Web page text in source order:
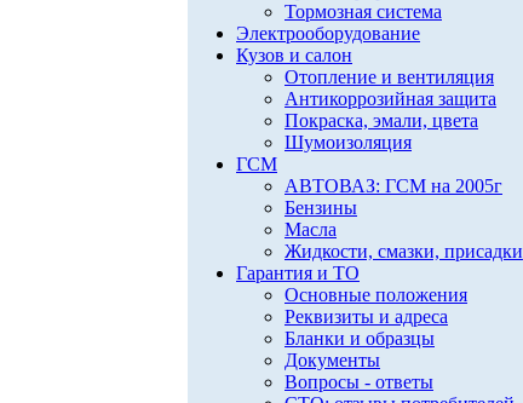
Тормозная система
Электрооборудование
Кузов и салон
Отопление и вентиляция
Антикоррозийная защита
Покраска, эмали, цвета
Шумоизоляция
ГСМ
АВТОВАЗ: ГСМ на 2005г
Бензины
Масла
Жидкости, смазки, присадки
Гарантия и ТО
Основные положения
Реквизиты и адреса
Бланки и образцы
Документы
Вопросы - ответы